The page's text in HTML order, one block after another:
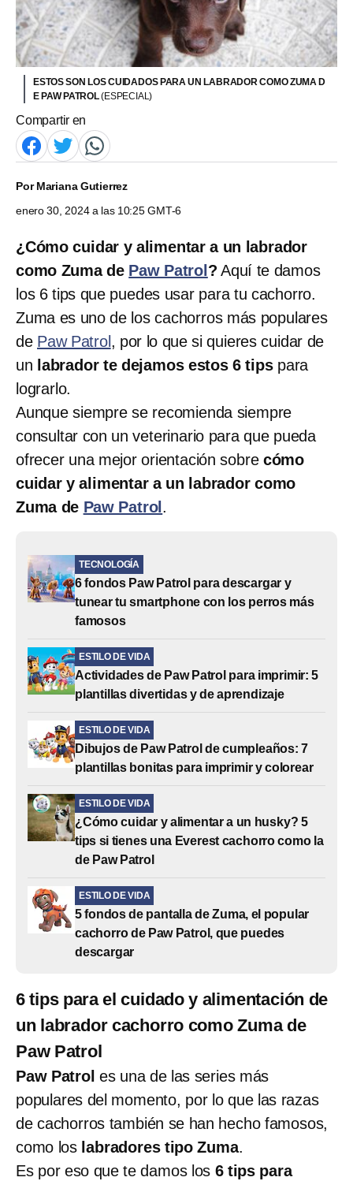
ESTOS SON LOS CUIDADOS PARA UN LABRADOR COMO ZUMA D
E PAW PATROL(ESPECIAL)
Compartir en
PorMariana Gutierrez
enero 30, 2024 a las 10:25 GMT-6
¿Cómo cuidar y alimentar a un labrador
como Zuma de Paw Patrol ? Aquí te damos
los 6 tips que puedes usar para tu cachorro.
Zuma es uno de los cachorros más populares
de Paw Patrol , por lo que si quieres cuidar de
un labrador te dejamos estos 6 tipspara
lograrlo.
Aunque siempre se recomienda siempre
consultar con un veterinario para que pueda
ofrecer una mejor orientación sobre cómo
cuidar y alimentar a un labrador como
Zuma de Paw Patrol .
TECNOLOGÍA
6 fondos Paw Patrol para descargar y
tunear tu smartphone con los perros más
famosos
ESTILO DE VIDA
Actividades de Paw Patrol para imprimir: 5
plantillas divertidas y de aprendizaje
ESTILO DE VIDA
Dibujos de Paw Patrol de cumpleaños: 7
plantillas bonitas para imprimir y colorear
ESTILO DE VIDA
¿Cómo cuidar y alimentar a un husky? 5
tips si tienes una Everest cachorro como la
de Paw Patrol
ESTILO DE VIDA
5 fondos de pantalla de Zuma, el popular
cachorro de Paw Patrol, que puedes
descargar
6 tips para el cuidado y alimentación de
un labrador cachorro como Zuma de
Paw Patrol
Paw Patrol es una de las series más
populares del momento, por lo que las razas
de cachorros también se han hecho famosos,
como los labradores tipo Zuma.
Es por eso que te damos los 6 tips para